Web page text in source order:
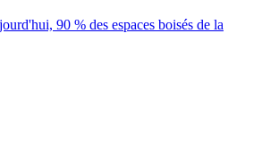
90 % des espaces boisés de la